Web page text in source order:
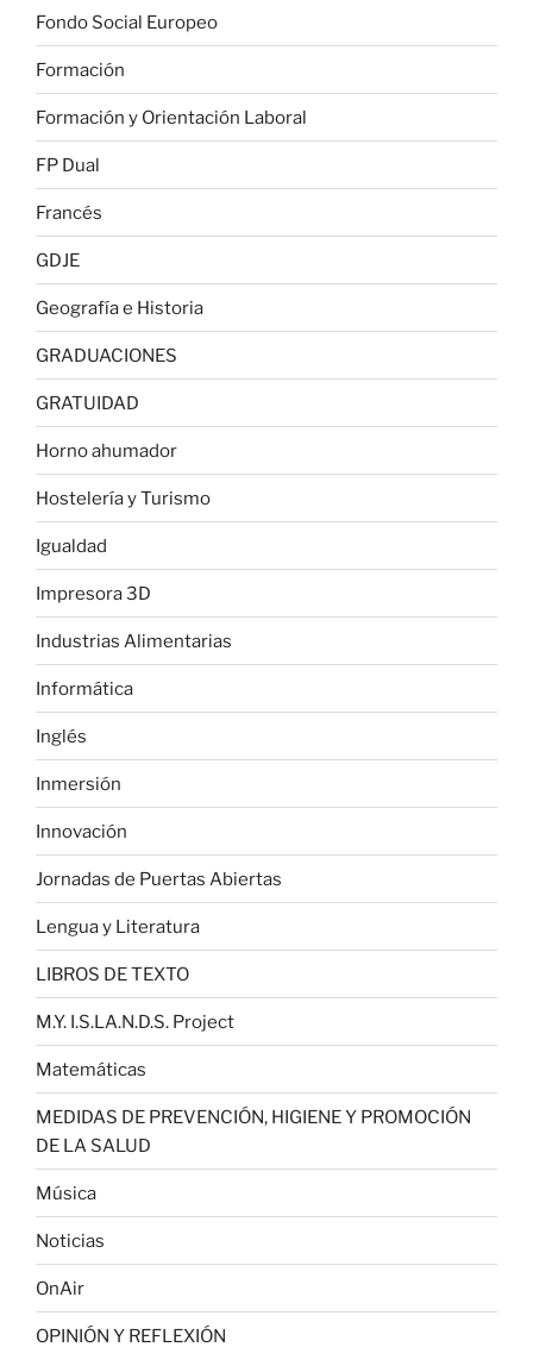
Fondo Social Europeo
Formación
Formación y Orientación Laboral
FP Dual
Francés
GDJE
Geografía e Historia
GRADUACIONES
GRATUIDAD
Horno ahumador
Hostelería y Turismo
Igualdad
Impresora 3D
Industrias Alimentarias
Informática
Inglés
Inmersión
Innovación
Jornadas de Puertas Abiertas
Lengua y Literatura
LIBROS DE TEXTO
M.Y. I.S.LA.N.D.S. Project
Matemáticas
MEDIDAS DE PREVENCIÓN, HIGIENE Y PROMOCIÓN
DE LA SALUD
Música
Noticias
OnAir
OPINIÓN Y REFLEXIÓN